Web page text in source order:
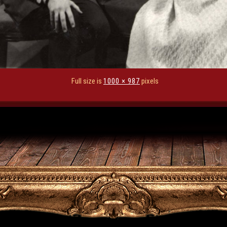
Full size is 1000 × 987 pixels